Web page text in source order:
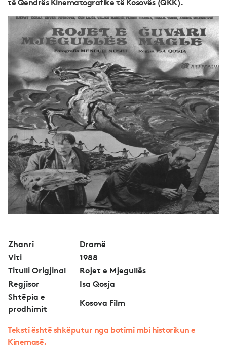
Zhanri
Dramë
Viti
1988
Titulli Origjinal
Rojet e Mjegullës
Regjisor
Isa Qosja
Shtëpia e
prodhimit
Kosova Film
Teksti është shkëputur nga botimi mbi historikun e
Kinemasë.